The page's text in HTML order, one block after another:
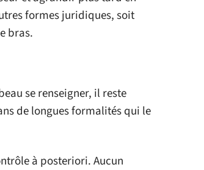
formes juridiques, soit
bras.
se renseigner, il reste
de longues formalités qui le
à posteriori. Aucun